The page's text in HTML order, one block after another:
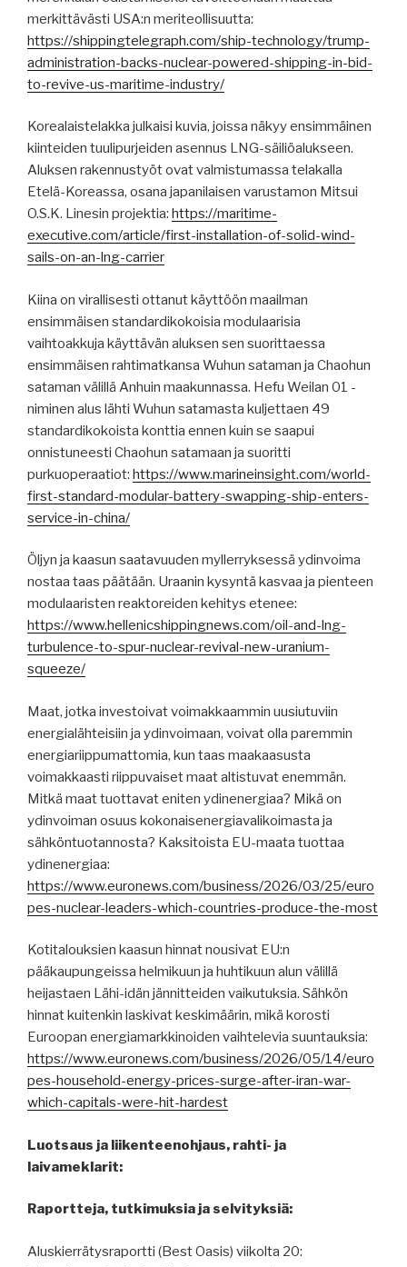
merkittävästi USA:n meriteollisuutta:
https://shippingtelegraph.com/ship-technology/trump-
administration-backs-nuclear-powered-shipping-in-bid-
to-revive-us-maritime-industry/
Korealaistelakka julkaisi kuvia, joissa näkyy ensimmäinen
kiinteiden tuulipurjeiden asennus LNG-säiliöalukseen.
Aluksen rakennustyöt ovat valmistumassa telakalla
Etelä-Koreassa, osana japanilaisen varustamon Mitsui
O.S.K. Linesin projektia: https://maritime-
executive.com/article/first-installation-of-solid-wind-
sails-on-an-lng-carrier
Kiina on virallisesti ottanut käyttöön maailman
ensimmäisen standardikokoisia modulaarisia
vaihtoakkuja käyttävän aluksen sen suorittaessa
ensimmäisen rahtimatkansa Wuhun sataman ja Chaohun
sataman välillä Anhuin maakunnassa. Hefu Weilan 01 -
niminen alus lähti Wuhun satamasta kuljettaen 49
standardikokoista konttia ennen kuin se saapui
onnistuneesti Chaohun satamaan ja suoritti
purkuoperaatiot: https://www.marineinsight.com/world-
first-standard-modular-battery-swapping-ship-enters-
service-in-china/
Öljyn ja kaasun saatavuuden myllerryksessä ydinvoima
nostaa taas päätään. Uraanin kysyntä kasvaa ja pienteen
modulaaristen reaktoreiden kehitys etenee:
https://www.hellenicshippingnews.com/oil-and-lng-
turbulence-to-spur-nuclear-revival-new-uranium-
squeeze/
Maat, jotka investoivat voimakkaammin uusiutuviin
energialähteisiin ja ydinvoimaan, voivat olla paremmin
energiariippumattomia, kun taas maakaasusta
voimakkaasti riippuvaiset maat altistuvat enemmän.
Mitkä maat tuottavat eniten ydinenergiaa? Mikä on
ydinvoiman osuus kokonaisenergiavalikoimasta ja
sähköntuotannosta? Kaksitoista EU-maata tuottaa
ydinenergiaa:
https://www.euronews.com/business/2026/03/25/euro
pes-nuclear-leaders-which-countries-produce-the-most
Kotitalouksien kaasun hinnat nousivat EU:n
pääkaupungeissa helmikuun ja huhtikuun alun välillä
heijastaen Lähi-idän jännitteiden vaikutuksia. Sähkön
hinnat kuitenkin laskivat keskimäärin, mikä korosti
Euroopan energiamarkkinoiden vaihtelevia suuntauksia:
https://www.euronews.com/business/2026/05/14/euro
pes-household-energy-prices-surge-after-iran-war-
which-capitals-were-hit-hardest
Luotsaus ja liikenteenohjaus, rahti- ja
laivameklarit:
Raportteja, tutkimuksia ja selvityksiä:
Aluskierrätysraportti (Best Oasis) viikolta 20: